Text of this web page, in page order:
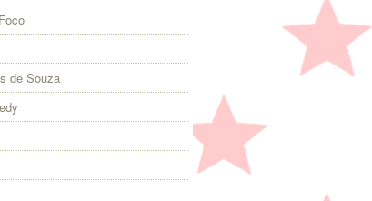
de Souza